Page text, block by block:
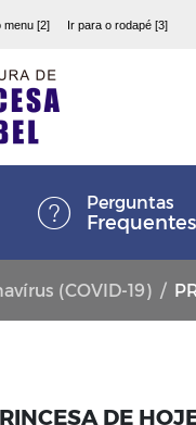
menu [2] Ir para o rodapé [3]
Perguntas
Frequentes
(COVID-19)
DE